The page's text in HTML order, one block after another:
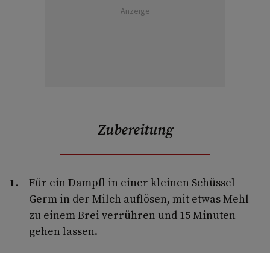
Anzeige
Zubereitung
Für ein Dampfl in einer kleinen Schüssel
Germ in der Milch auflösen, mit etwas Mehl
zu einem Brei verrühren und 15 Minuten
gehen lassen.